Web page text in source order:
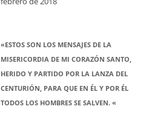
«ESTOS SON LOS MENSAJES DE LA
MISERICORDIA DE MI CORAZÓN SANTO,
HERIDO Y PARTIDO POR LA LANZA DEL
CENTURIÓN, PARA QUE EN ÉL Y POR ÉL
TODOS LOS HOMBRES SE SALVEN. «